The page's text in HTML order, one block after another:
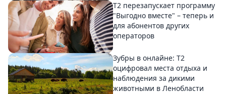
Т2 перезапускает программу
"Выгодно вместе" – теперь и
для абонентов других
операторов
Зубры в онлайне: Т2
оцифровал места отдыха и
наблюдения за дикими
животными в Ленобласти